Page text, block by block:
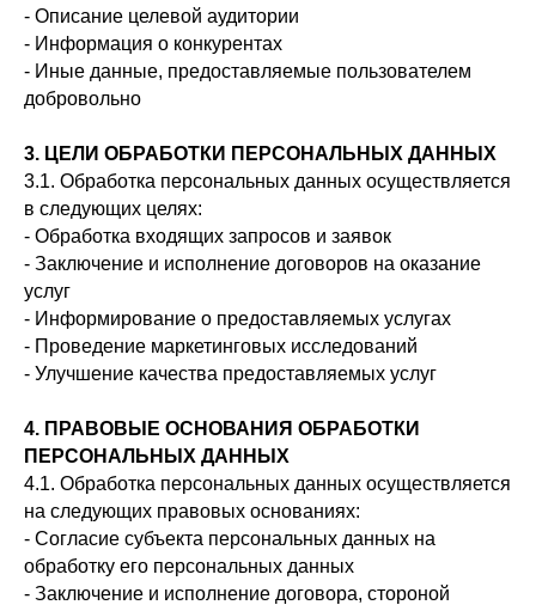
- Описание целевой аудитории
- Информация о конкурентах
- Иные данные, предоставляемые пользователем
добровольно
3. ЦЕЛИ ОБРАБОТКИ ПЕРСОНАЛЬНЫХ ДАННЫХ
3.1. Обработка персональных данных осуществляется
в следующих целях:
- Обработка входящих запросов и заявок
- Заключение и исполнение договоров на оказание
услуг
- Информирование о предоставляемых услугах
- Проведение маркетинговых исследований
- Улучшение качества предоставляемых услуг
4. ПРАВОВЫЕ ОСНОВАНИЯ ОБРАБОТКИ
ПЕРСОНАЛЬНЫХ ДАННЫХ
4.1. Обработка персональных данных осуществляется
на следующих правовых основаниях:
- Согласие субъекта персональных данных на
обработку его персональных данных
- Заключение и исполнение договора, стороной